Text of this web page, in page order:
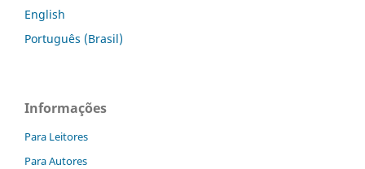
English
Português (Brasil)
Informações
Para Leitores
Para Autores